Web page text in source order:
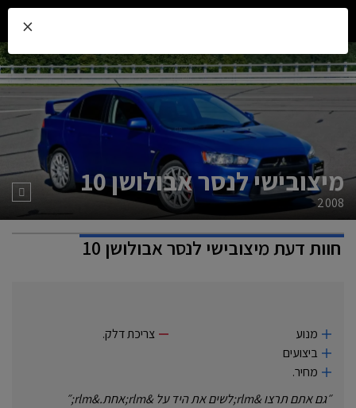
מיצובישי לנסר אבולושן 10
2008
חוות דעתמיצובישי לנסר אבולושן 10
מנוע
ביצועים
‏מחיר.‏
צריכת דלק.‏
״גם אתם תרצו &rlm;לשים את היד על &rlm;אחת.&rlm; ״
×